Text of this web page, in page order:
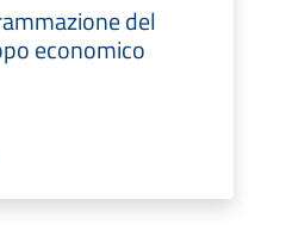
del
economico